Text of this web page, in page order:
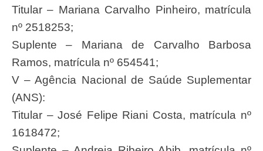
Titular – Mariana Carvalho Pinheiro, matrícula
nº 2518253;
Suplente – Mariana de Carvalho Barbosa
Ramos, matrícula nº 654541;
V – Agência Nacional de Saúde Suplementar
(ANS):
Titular – José Felipe Riani Costa, matrícula nº
1618472;